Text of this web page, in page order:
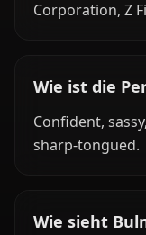
Corporation, Z
Wie ist die
Confident,
sharp-tongued.
Wie sieht